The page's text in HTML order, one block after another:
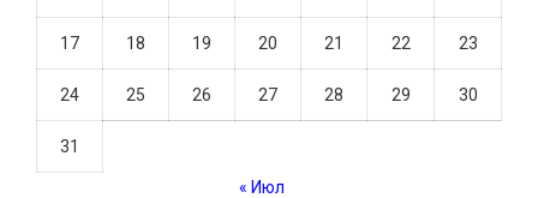
17 18 19 20 21 22 23
24 25 26 27 28 29 30
31
« Июл